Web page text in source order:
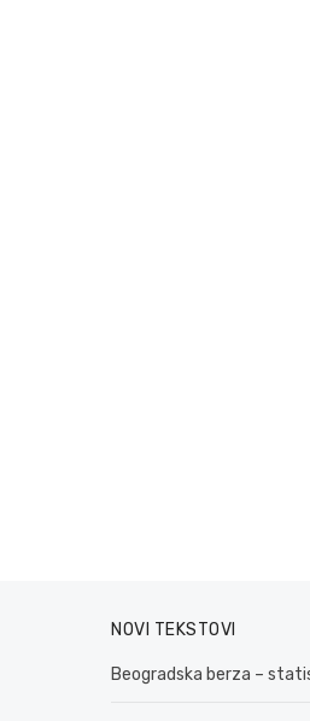
NOVI TEKSTOVI
Beogradska berza –